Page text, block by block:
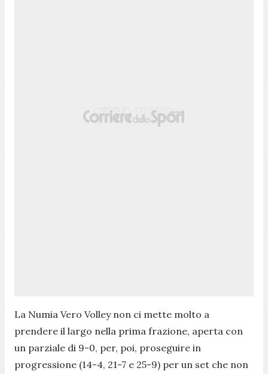
La Numia Vero Volley non ci mette molto a
prendere il largo nella prima frazione, aperta con
un parziale di 9-0, per, poi, proseguire in
progressione (14-4, 21-7 e 25-9) per un set che non